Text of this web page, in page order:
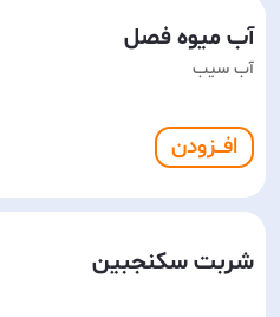
آب میوه فصل
آب سیب
افـــزودن
شربت سکنجبین